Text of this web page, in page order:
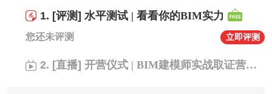
1. [评测] 水平测试 | 看看你的BIM实力
您还未评测 立即评测
2. [直播] 开营仪式 | BIM建模师实战取证营开营直播